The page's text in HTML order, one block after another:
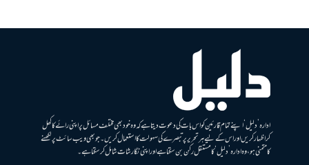
ادارہ ’دلیل‘ اپنے تمام قارئین کو اس بات کی دعوت دیتا ہے کہ وہ خود بھی مختلف مسائل پر اپنی رائے کا کھل
کر اظہار کریں اور اس کے لیے ہر تحریر پر تبصرے کی سہولت کا استعمال کریں۔ جو بھی ویب سائٹ پر لکھنے
کا متمنی ہو، وہ ادارہ ’دلیل‘ کا مستقل رکن بن سکتا ہے اور اپنی نگارشات شامل کرسکتا ہے۔